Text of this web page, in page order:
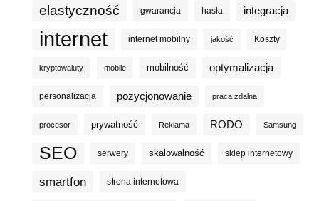
elastyczność gwarancja hasła integracja
internet internet mobilny jakość Koszty
kryptowaluty mobile mobilność optymalizacja
personalizacja pozycjonowanie praca zdalna
procesor prywatność Reklama RODO Samsung
SEO serwery skalowalność sklep internetowy
smartfon strona internetowa